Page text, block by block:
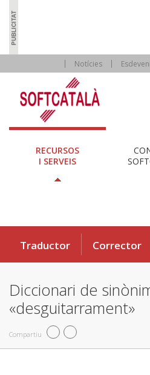
Notícies
RECURSOS
I SERVEIS
Traductor Corrector
Diccionari de
«desguitarrament»
Compartiu